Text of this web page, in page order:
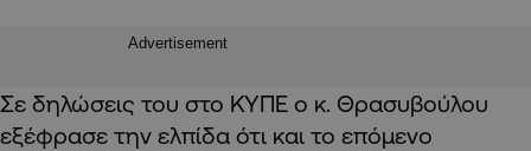
Advertisement
Σε δηλώσεις του στο ΚΥΠΕ ο κ. Θρασυβούλου
εξέφρασε την ελπίδα ότι και το επόμενο